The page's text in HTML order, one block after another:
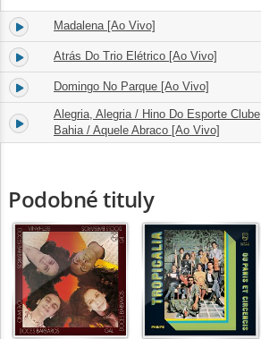
4. Madalena [Ao Vivo]
5. Atrás Do Trio Elétrico [Ao Vivo]
6. Domingo No Parque [Ao Vivo]
7.
Alegria, Alegria / Hino Do Esporte Clube
Bahia / Aquele Abraco [Ao Vivo]
Podobné tituly